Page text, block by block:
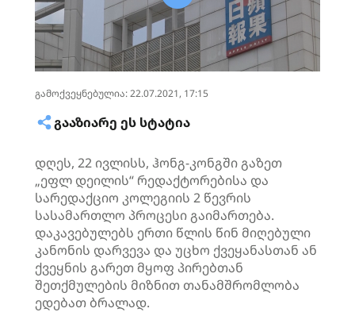
გამოქვეყნებულია: 22.07.2021, 17:15
ᲒᲐᲐᲖᲘᲐᲠᲔ ᲔᲡ ᲡᲢᲐᲢᲘᲐ
დღეს, 22 ივლისს, ჰონგ-კონგშიგაზეთ
„ეფლ დეილის“ რედაქტორებისა და
სარედაქციო კოლეგიის 2 წევრის
სასამართლო პროცესი გაიმართება.
დაკავებულებს ერთი წლის წინ მიღებული
კანონის დარვევა და უცხო ქვეყანასთან ან
ქვეყნის გარეთ მყოფ პირებთან
შეთქმულების მიზნით თანამშრომლობა
ედებათ ბრალად.